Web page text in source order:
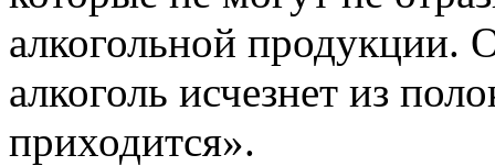
алкогольной продукции.
алкоголь исчезнет из
приходится».